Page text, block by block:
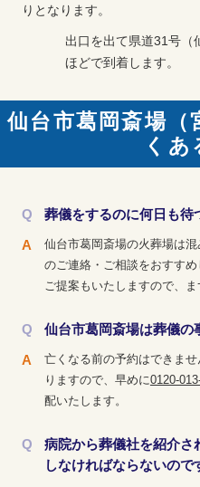
りとなります。
出口を出て県道31号（
ほどで到着します。
仙台市葛岡斎場（
くあ
葬儀をするのに何日も待
仙台市葛岡斎場の火葬場は
のご連絡・ご相談をおすす
ご提案もいたしますので、ま
仙台市葛岡斎場は葬儀の
亡くなる前の予約はできま
りますので、早めに0120-
配いたします。
病院から葬儀社を紹介さ
しなければならないので